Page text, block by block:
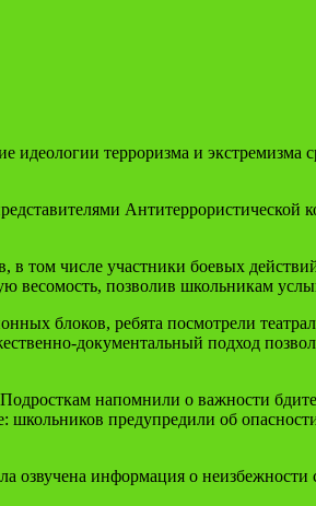
идеологии терроризма и экстремизма
Антитеррористической
том числе участники боевых
позволив школьникам
блоков, ребята посмотрели
документальный подход
напомнили о важности
предупредили об
информация о неизбежности